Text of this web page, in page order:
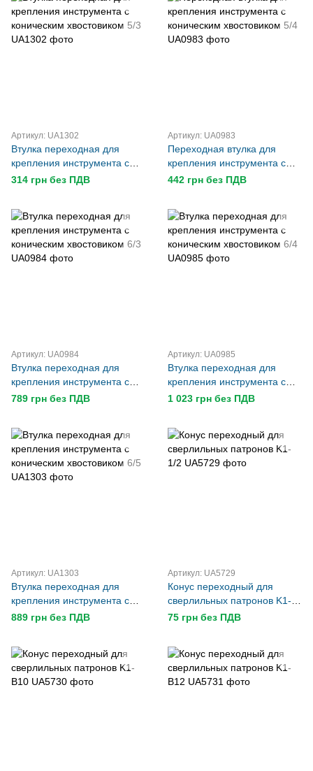
Артикул: UA1302
Втулка переходная для
крепления инструмента с
коническим хвостовиком 5/3
314 грн без ПДВ
Артикул: UA0983
Переходная втулка для
крепления инструмента с
коническим хвостовиком 5/4
442 грн без ПДВ
Артикул: UA0984
Втулка переходная для
крепления инструмента с
коническим хвостовиком 6/3
789 грн без ПДВ
Артикул: UA0985
Втулка переходная для
крепления инструмента с
коническим хвостовиком 6/4
1 023 грн без ПДВ
Артикул: UA1303
Втулка переходная для
крепления инструмента с
коническим хвостовиком 6/5
889 грн без ПДВ
Артикул: UA5729
Конус переходный для
сверлильных патронов K1-
1/2
75 грн без ПДВ